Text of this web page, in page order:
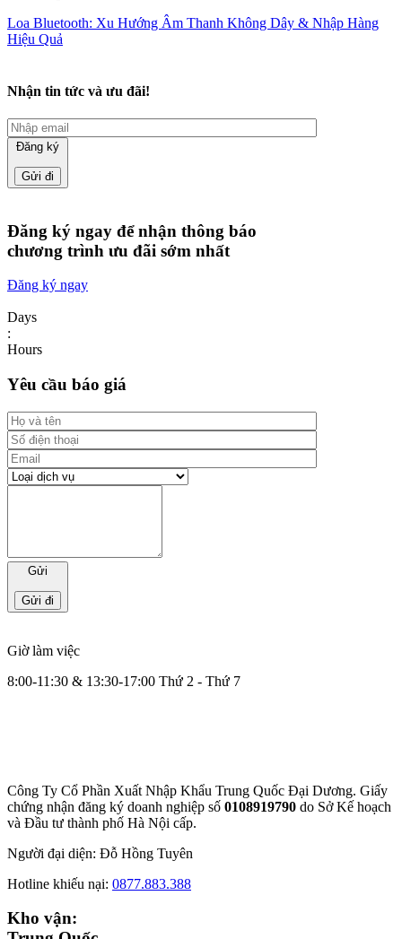
Loa Bluetooth: Xu Hướng Âm Thanh Không Dây & Nhập Hàng
Hiệu Quả
Nhận tin tức và ưu đãi!
Đăng ký
Đăng ký ngay để nhận thông báo
chương trình ưu đãi sớm nhất
Đăng ký ngay
Days
:
Hours
Yêu cầu báo giá
Gửi
Giờ làm việc
8:00-11:30 & 13:30-17:00 Thứ 2 - Thứ 7
Công Ty Cổ Phần Xuất Nhập Khẩu Trung Quốc Đại Dương. Giấy
chứng nhận đăng ký doanh nghiệp số 0108919790 do SởKế hoạch
và Đầu tư thành phố Hà Nội cấp.
Người đại diện: Đỗ Hồng Tuyên
Hotline khiếu nại: 0877.883.388
Kho vận: